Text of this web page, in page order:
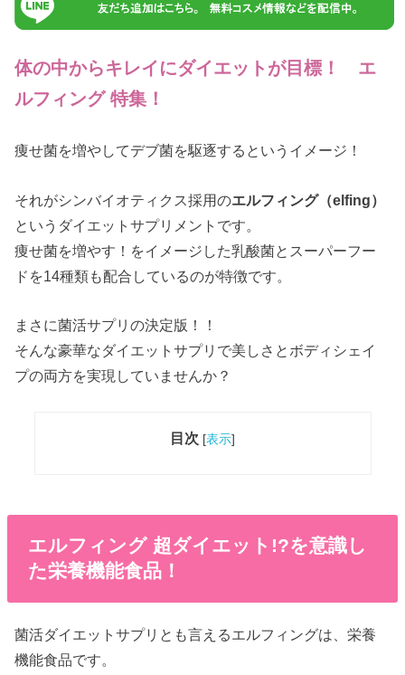
体の中からキレイにダイエットが目標！ エ
ルフィング 特集！
痩せ菌を増やしてデブ菌を駆逐するというイメージ！
それがシンバイオティクス採用のエルフィング（elfing）
というダイエットサプリメントです。
痩せ菌を増やす！をイメージした乳酸菌とスーパーフー
ドを14種類も配合しているのが特徴です。
まさに菌活サプリの決定版！！
そんな豪華なダイエットサプリで美しさとボディシェイ
プの両方を実現していませんか？
目次 [表示]
エルフィング 超ダイエット!?を意識し
た栄養機能食品！
菌活ダイエットサプリとも言えるエルフィングは、栄養
機能食品です。